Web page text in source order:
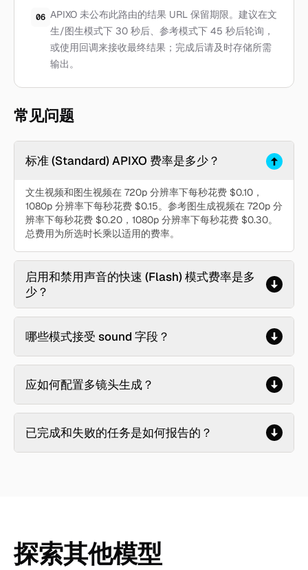
06 APIXO 未公布此路由的结果 URL 保留期限。建议在文
生/图生模式下 30 秒后、参考模式下 45 秒后轮询，
或使用回调来接收最终结果；完成后请及时存储所需
输出。
常见问题
标准 (Standard) APIXO 费率是多少？
文生视频和图生视频在 720p 分辨率下每秒花费 $0.10，
1080p 分辨率下每秒花费 $0.15。参考图生成视频在 720p 分
辨率下每秒花费 $0.20，1080p 分辨率下每秒花费 $0.30。
总费用为所选时长乘以适用的费率。
启用和禁用声音的快速 (Flash) 模式费率是多
少？
哪些模式接受 sound 字段？
应如何配置多镜头生成？
已完成和失败的任务是如何报告的？
探索其他模型